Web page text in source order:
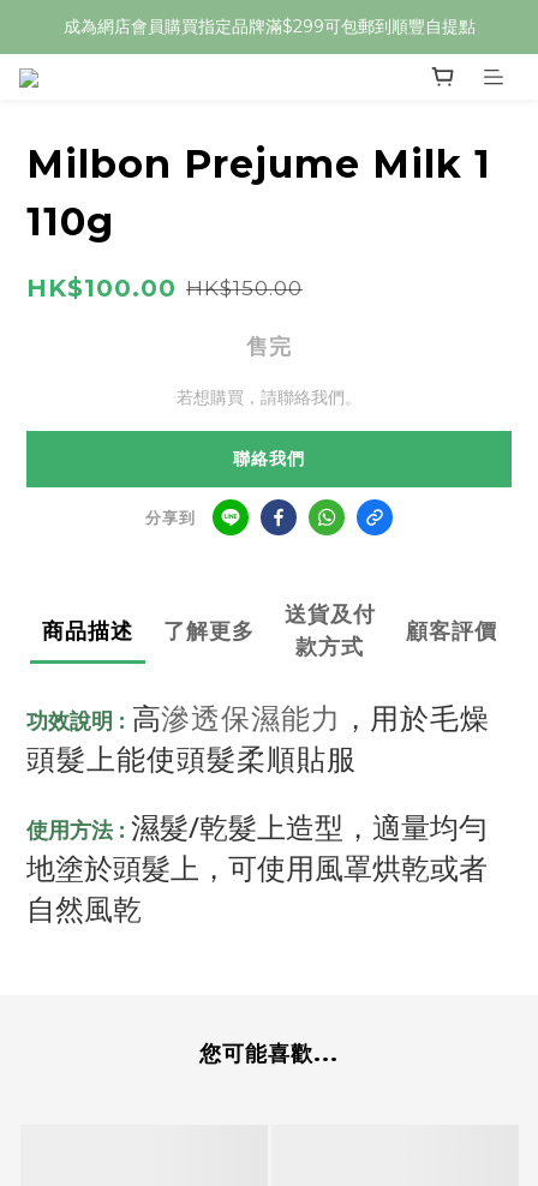
成為網店會員購買指定品牌滿$299可包郵到順豐自提點
Milbon Prejume Milk 1
110g
HK$100.00 HK$150.00
售完
若想購買，請聯絡我們。
聯絡我們
分享到
商品描述 了解更多
送貨及付
款方式
顧客評價
功效說明 : 高滲透保濕能力 ， 用於毛燥
頭髮上能使頭髮柔順貼服
使用方法 : 濕髮/乾髮上造型，適量均勻
地塗於頭髮上，可使用風罩烘乾或者
自然風乾
您可能喜歡...